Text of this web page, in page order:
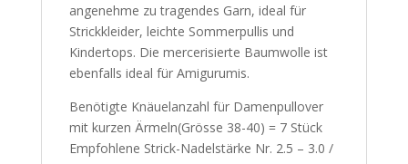
angenehme zu tragendes Garn, ideal für
Strickkleider, leichte Sommerpullis und
Kindertops. Die mercerisierte Baumwolle ist
ebenfalls ideal für Amigurumis.
Benötigte Knäuelanzahl für Damenpullover
mit kurzen Ärmeln(Grösse 38-40) = 7 Stück
Empfohlene Strick-Nadelstärke Nr. 2.5 – 3.0 /